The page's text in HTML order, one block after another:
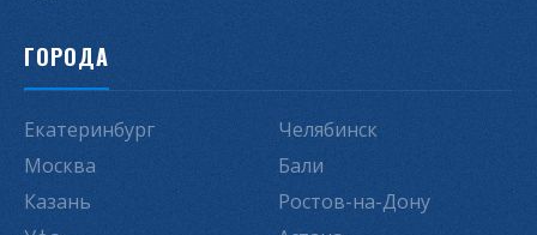
ГОРОДА
Екатеринбург
Москва
Казань
Челябинск
Бали
Ростов-на-Дону